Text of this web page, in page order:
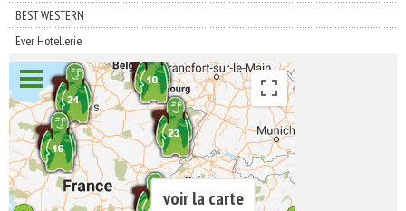
BEST WESTERN
Ever Hotellerie
voir la carte